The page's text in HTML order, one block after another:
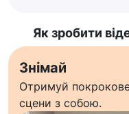
Як зробити
Знімай
Отримуй покрокове
сцени з собою.